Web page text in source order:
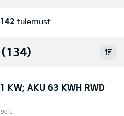
142 tulemust
(134)
KW; AKU 63 KWH RWD
€